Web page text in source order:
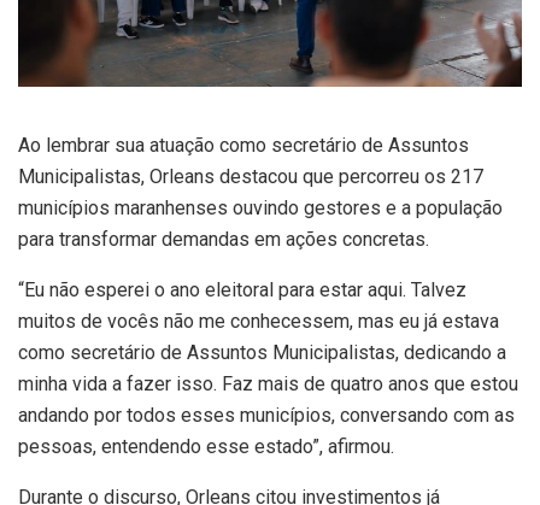
Ao lembrar sua atuação como secretário de Assuntos
Municipalistas, Orleans destacou que percorreu os 217
municípios maranhenses ouvindo gestores e a população
para transformar demandas em ações concretas.
“Eu não esperei o ano eleitoral para estar aqui. Talvez
muitos de vocês não me conhecessem, mas eu já estava
como secretário de Assuntos Municipalistas, dedicando a
minha vida a fazer isso. Faz mais de quatro anos que estou
andando por todos esses municípios, conversando com as
pessoas, entendendo esse estado”, afirmou.
Durante o discurso, Orleans citou investimentos já